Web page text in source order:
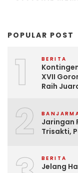
POPULAR POST
1 BERITA
XVII
Raih
2
Jaringan
Trisakti,
BERITA
Jelang